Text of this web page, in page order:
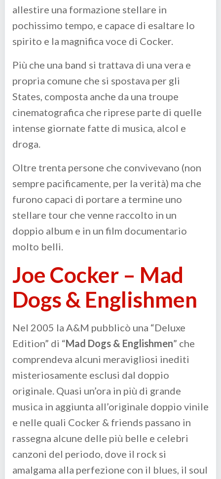
allestire una formazione stellare in
pochissimo tempo, e capace di esaltare lo
spirito e la magnifica voce di Cocker.
Più che una band si trattava di una vera e
propria comune che si spostava per gli
States, composta anche da una troupe
cinematografica che riprese parte di quelle
intense giornate fatte di musica, alcol e
droga.
Oltre trenta persone che convivevano (non
sempre pacificamente, per la verità) ma che
furono capaci di portare a termine uno
stellare tour che venne raccolto in un
doppio album e in un film documentario
molto belli.
Joe Cocker – Mad
Dogs & Englishmen
Nel 2005 la A&M pubblicò una “Deluxe
Edition” di “Mad Dogs & Englishmen” che
comprendeva alcuni meravigliosi inediti
misteriosamente esclusi dal doppio
originale. Quasi un’ora in più di grande
musica in aggiunta all’originale doppio vinile
e nelle quali Cocker & friends passano in
rassegna alcune delle più belle e celebri
canzoni del periodo, dove il rock si
amalgama alla perfezione con il blues, il soul